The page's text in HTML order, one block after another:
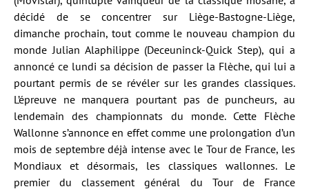
décidé de se concentrer sur Liège-Bastogne-Liège,
dimanche prochain, tout comme le nouveau champion du
monde Julian Alaphilippe (Deceuninck-Quick Step), qui a
annoncé ce lundi sa décision de passer la Flèche, qui lui a
pourtant permis de se révéler sur les grandes classiques.
L’épreuve ne manquera pourtant pas de puncheurs, au
lendemain des championnats du monde. Cette Flèche
Wallonne s’annonce en effet comme une prolongation d’un
mois de septembre déjà intense avec le Tour de France, les
Mondiaux et désormais, les classiques wallonnes. Le
premier du classement général du Tour de France